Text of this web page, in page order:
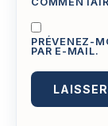
PRÉVENEZ-
PAR E-MAIL.